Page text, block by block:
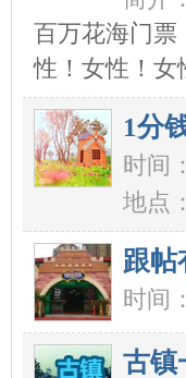
百万花海门票
性！女性！女
1分
时间：
地点：
跟帖
时间：
古镇